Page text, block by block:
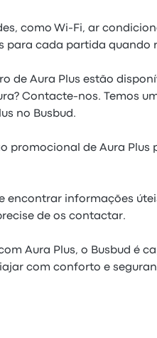
como Wi-Fi, ar
para cada partida quando
de Aura Plus estão
Contacte-nos. Temos
no Busbud.
promocional de Aura
encontrar informações
de os contactar.
Aura Plus, o Busbud é
com conforto e